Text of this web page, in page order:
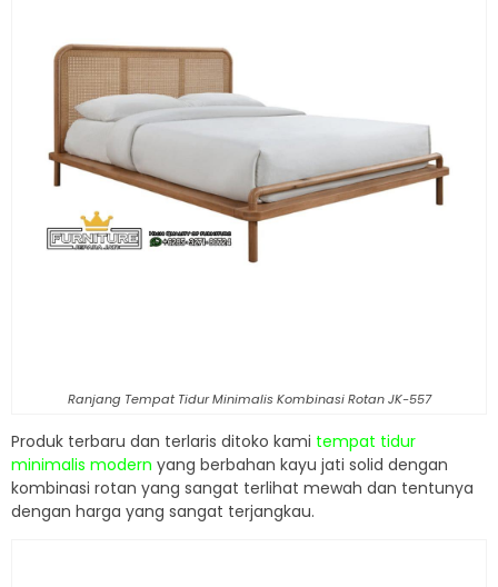
Ranjang Tempat Tidur Minimalis Kombinasi Rotan JK-557
Produk terbaru dan terlaris ditoko kami tempat tidur
minimalis modern yang berbahan kayu jati solid dengan
kombinasi rotan yang sangat terlihat mewah dan tentunya
dengan harga yang sangat terjangkau.